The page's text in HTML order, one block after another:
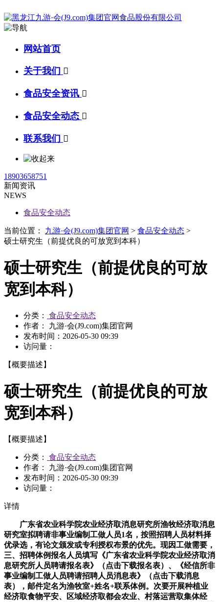
网站首页
关于我们 
食品安全资讯 
食品安全动态 
联系我们 
18903658751
新闻资讯
NEWS
食品安全动态
当前位置： 九游·会(J9.com)集团官网 > 食品安全动态 >
硕士研究生（前提优良的可放宽到本科）
硕士研究生（前提优良的可放
宽到本科）
分类：
食品安全动态
作者： 九游·会(J9.com)集团官网
发布时间： 2026-05-30 09:39
访问量：
【概要描述】
硕士研究生（前提优良的可放
宽到本科）
【概要描述】
分类：
食品安全动态
作者： 九游·会(J9.com)集团官网
发布时间： 2026-05-30 09:39
访问量：
详情
广东省农业科学院农业经济取消息研究所渔牧经济取消息
研究室拟聘请非事业编制工做人员1名，按照招聘人员材料择
优录选，有论文颁发或专利授权布景的优先。现因工做需要，
三、招聘体例报名人员填写《广东省农业科学院农业经济取消
息研究所人员聘请报名表》（点击下载报名表）、《经信所非
事业编制工做人员聘请招聘人员消息表》（点击下载消息
表），邮件定名为渔牧室+姓名+联系体例。次要开展种植业
经济取食物平安、区域经济取都会农业、村落运营取集体经